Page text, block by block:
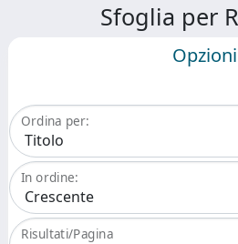
Sfoglia per
Opzioni
Ordina per:
In ordine:
Risultati/Pagina